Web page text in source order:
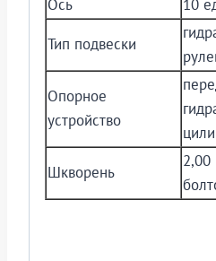
Ось
10
Тип подвески
Опорное
устройство
Шкворень